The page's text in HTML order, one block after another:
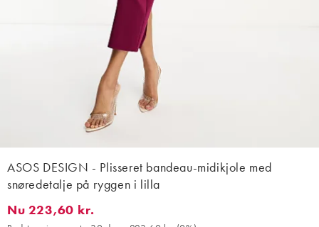
ASOS DESIGN - Plisseret bandeau-midikjole med
snøredetalje på ryggen i lilla
Nu 223,60 kr.. Bedste pris seneste 30 dage 223,60 kr. (0%).
Nu 223,60 kr.